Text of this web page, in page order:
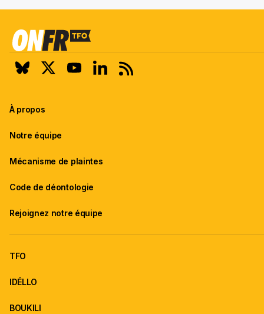
À propos
Notre équipe
Mécanisme de plaintes
Code de déontologie
Rejoignez notre équipe
TFO
IDÉLLO
BOUKILI